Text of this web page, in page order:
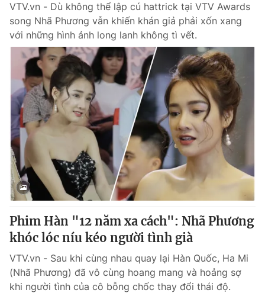
VTV.vn - Dù không thể lập cú hattrick tại VTV Awards
song Nhã Phương vẫn khiến khán giả phải xốn xang
với những hình ảnh long lanh không tì vết.
Phim Hàn "12 năm xa cách": Nhã Phương
khóc lóc níu kéo người tình già
VTV.vn - Sau khi cùng nhau quay lại Hàn Quốc, Ha Mi
(Nhã Phương) đã vô cùng hoang mang và hoảng sợ
khi người tình của cô bỗng chốc thay đổi thái độ.